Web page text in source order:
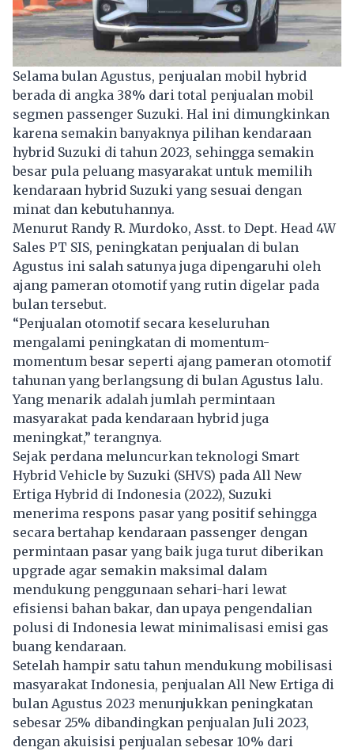
Selama bulan Agustus, penjualan mobil hybrid
berada di angka 38% dari total penjualan mobil
segmen passenger Suzuki. Hal ini dimungkinkan
karena semakin banyaknya pilihan kendaraan
hybrid Suzuki di tahun 2023, sehingga semakin
besar pula peluang masyarakat untuk memilih
kendaraan hybrid Suzuki yang sesuai dengan
minat dan kebutuhannya.
Menurut Randy R. Murdoko, Asst. to Dept. Head 4W
Sales PT SIS, peningkatan penjualan di bulan
Agustus ini salah satunya juga dipengaruhi oleh
ajang pameran otomotif yang rutin digelar pada
bulan tersebut.
“Penjualan otomotif secara keseluruhan
mengalami peningkatan di momentum-
momentum besar seperti ajang pameran otomotif
tahunan yang berlangsung di bulan Agustus lalu.
Yang menarik adalah jumlah permintaan
masyarakat pada kendaraan hybrid juga
meningkat,” terangnya.
Sejak perdana meluncurkan teknologi Smart
Hybrid Vehicle by Suzuki (SHVS) pada All New
Ertiga Hybrid di Indonesia (2022), Suzuki
menerima respons pasar yang positif sehingga
secara bertahap kendaraan passenger dengan
permintaan pasar yang baik juga turut diberikan
upgrade agar semakin maksimal dalam
mendukung penggunaan sehari-hari lewat
efisiensi bahan bakar, dan upaya pengendalian
polusi di Indonesia lewat minimalisasi emisi gas
buang kendaraan.
Setelah hampir satu tahun mendukung mobilisasi
masyarakat Indonesia, penjualan All New Ertiga di
bulan Agustus 2023 menunjukkan peningkatan
sebesar 25% dibandingkan penjualan Juli 2023,
dengan akuisisi penjualan sebesar 10% dari